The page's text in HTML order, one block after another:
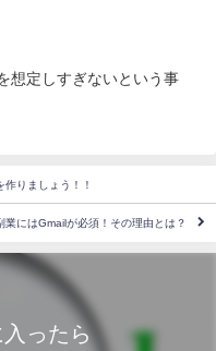
想定しすぎないという事
りましょう！！
業にはGmailが必須！その理由とは？
ったら